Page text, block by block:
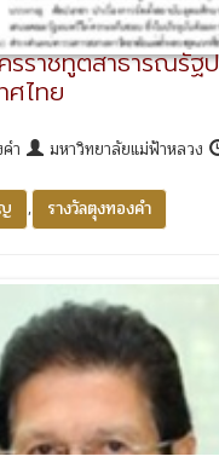
รราชทูตสาธารณรัฐ
ศไทย
ำ มหาวิทยาลัยแม่ฟ้าหลวง
, รางวัลตุงทองคำ